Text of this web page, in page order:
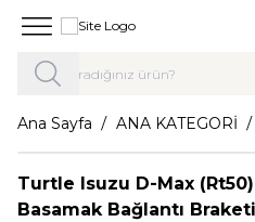
Ana Sayfa ANA KATEGORİ
Turtle Isuzu D-Max
Basamak Bağlantı Braketi